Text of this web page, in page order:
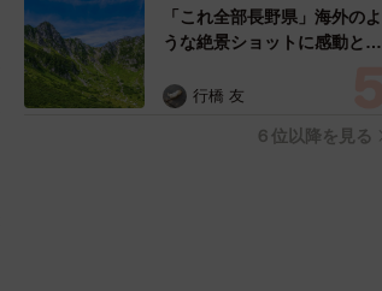
「これ全部長野県」海外のよ
うな絶景ショットに感動と反
ったんだって気づいた」
行橋 友
６位以降を見る